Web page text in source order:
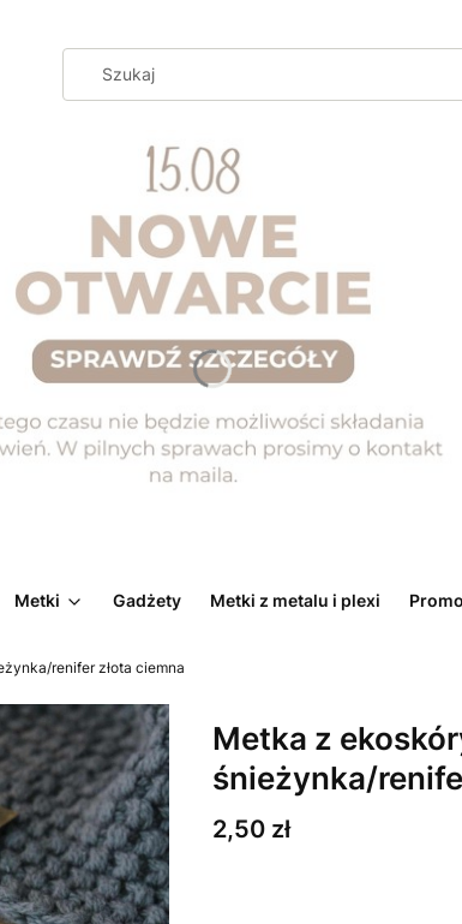
Metki Gadżety Metki z metalu i plexi
renifer złota ciemna
Metka z
śnieżynka/
Cena
2,50 zł